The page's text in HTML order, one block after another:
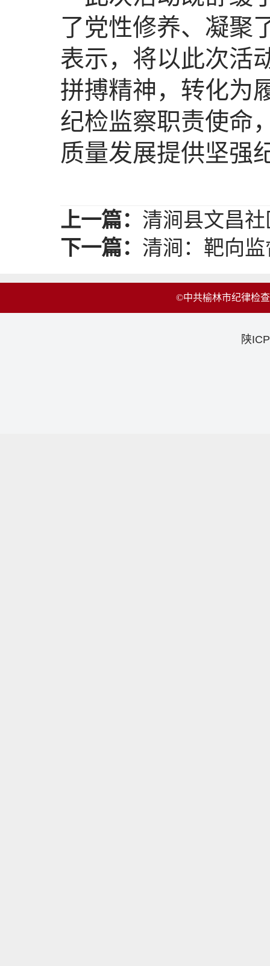
了党性修养、凝聚
表示，将以此次活
拼搏精神，转化为
纪检监察职责使命
质量发展提供坚强
上一篇： 清涧县文昌
下一篇： 清涧：靶向
©中共榆林市纪律检
陕